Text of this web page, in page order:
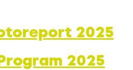
2025
2025